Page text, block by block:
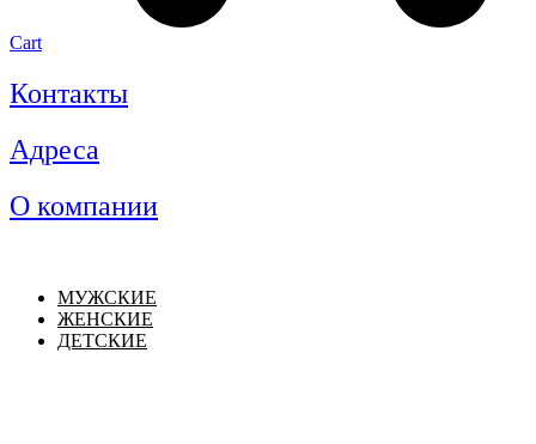
Cart
Контакты
Адреса
О компании
МУЖСКИЕ
ЖЕНСКИЕ
ДЕТСКИЕ